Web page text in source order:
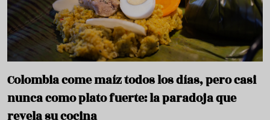
Colombia come maíz todos los días, pero casi
nunca como plato fuerte: la paradoja que
revela su cocina